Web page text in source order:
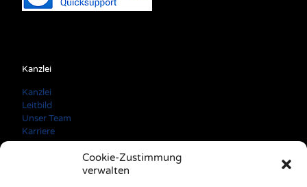
Cookie-Zustimmung
verwalten
Kanzlei
Kanzlei
Leitbild
Unser Team
Karriere